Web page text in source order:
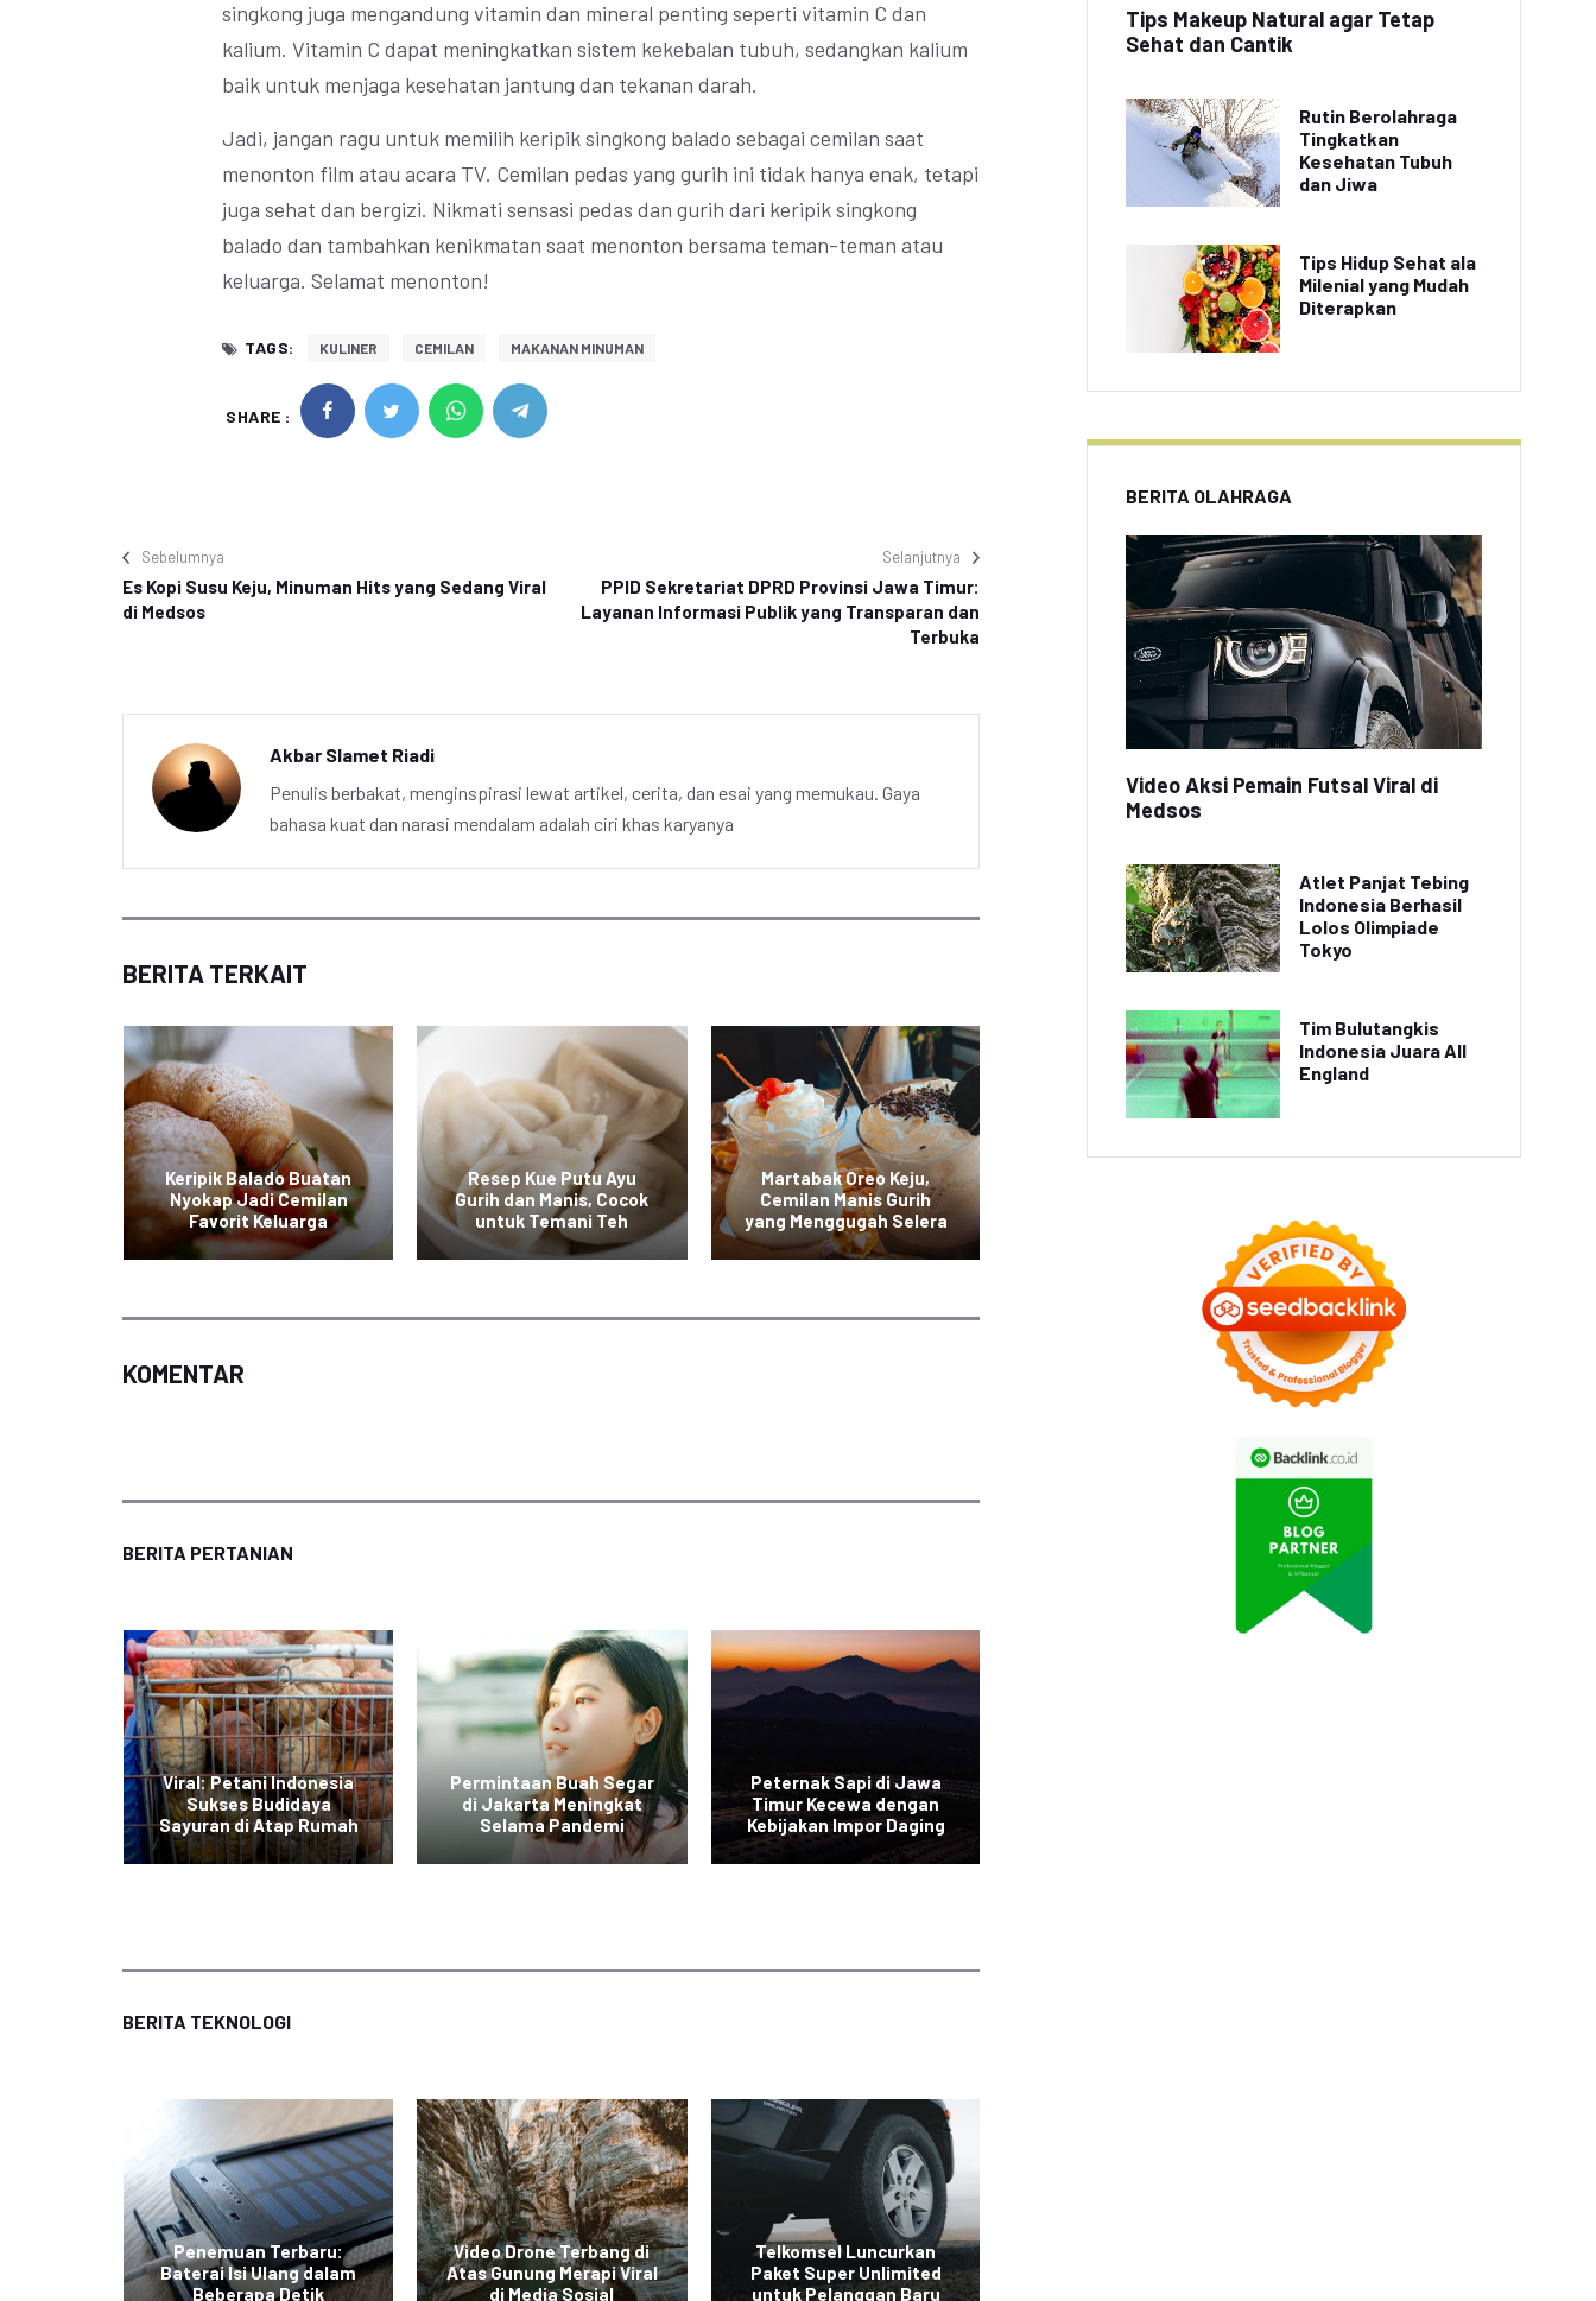
singkong juga mengandung vitamin dan mineral penting seperti vitamin C dan
kalium. Vitamin C dapat meningkatkan sistem kekebalan tubuh, sedangkan kalium
baik untuk menjaga kesehatan jantung dan tekanan darah.
Jadi, jangan ragu untuk memilih keripik singkong balado sebagai cemilan saat
menonton film atau acara TV. Cemilan pedas yang gurih ini tidak hanya enak, tetapi
juga sehat dan bergizi. Nikmati sensasi pedas dan gurih dari keripik singkong
balado dan tambahkan kenikmatan saat menonton bersama teman-teman atau
keluarga. Selamat menonton!
TAGS: KULINER CEMILAN MAKANAN MINUMAN
SHARE :
Sebelumnya
Es Kopi Susu Keju, Minuman Hits yang Sedang Viral
di Medsos
Selanjutnya
PPID Sekretariat DPRD Provinsi Jawa Timur:
Layanan Informasi Publik yang Transparan dan
Terbuka
Akbar Slamet Riadi
Penulis berbakat, menginspirasi lewat artikel, cerita, dan esai yang memukau. Gaya
bahasa kuat dan narasi mendalam adalah ciri khas karyanya
BERITA TERKAIT
Keripik Balado Buatan
Nyokap Jadi Cemilan
Favorit Keluarga
Resep Kue Putu Ayu
Gurih dan Manis, Cocok
untuk Temani Teh
Martabak Oreo Keju,
Cemilan Manis Gurih
yang Menggugah Selera
KOMENTAR
BERITA PERTANIAN
Viral: Petani Indonesia
Sukses Budidaya
Sayuran di Atap Rumah
Permintaan Buah Segar
di Jakarta Meningkat
Selama Pandemi
Peternak Sapi di Jawa
Timur Kecewa dengan
Kebijakan Impor Daging
BERITA TEKNOLOGI
Penemuan Terbaru:
Baterai Isi Ulang dalam
Beberapa Detik
Video Drone Terbang di
Atas Gunung Merapi Viral
di Media Sosial
Telkomsel Luncurkan
Paket Super Unlimited
untuk Pelanggan Baru
Tips Makeup Natural agar Tetap
Sehat dan Cantik
Rutin Berolahraga
Tingkatkan
Kesehatan Tubuh
dan Jiwa
Tips Hidup Sehat ala
Milenial yang Mudah
Diterapkan
BERITA OLAHRAGA
Video Aksi Pemain Futsal Viral di
Medsos
Atlet Panjat Tebing
Indonesia Berhasil
Lolos Olimpiade
Tokyo
Tim Bulutangkis
Indonesia Juara All
England